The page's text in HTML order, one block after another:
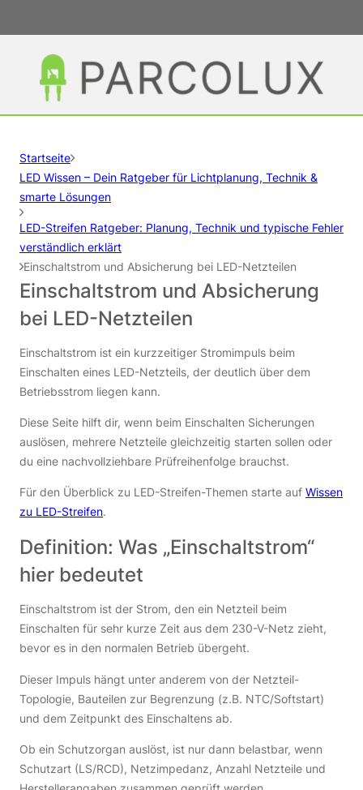
Startseite
LED Wissen – Dein Ratgeber für Lichtplanung, Technik &
smarte Lösungen
LED-Streifen Ratgeber: Planung, Technik und typische Fehler
verständlich erklärt
Einschaltstrom und Absicherung bei LED-Netzteilen
Einschaltstrom und Absicherung
bei LED-Netzteilen
Einschaltstrom ist ein kurzzeitiger Stromimpuls beim
Einschalten eines LED-Netzteils, der deutlich über dem
Betriebsstrom liegen kann.
Diese Seite hilft dir, wenn beim Einschalten Sicherungen
auslösen, mehrere Netzteile gleichzeitig starten sollen oder
du eine nachvollziehbare Prüfreihenfolge brauchst.
Für den Überblick zu LED-Streifen-Themen starte auf Wissen
zu LED-Streifen.
Definition: Was „Einschaltstrom“
hier bedeutet
Einschaltstrom ist der Strom, den ein Netzteil beim
Einschalten für sehr kurze Zeit aus dem 230-V-Netz zieht,
bevor es in den normalen Betrieb übergeht.
Dieser Impuls hängt unter anderem von der Netzteil-
Topologie, Bauteilen zur Begrenzung (z.B. NTC/Softstart)
und dem Zeitpunkt des Einschaltens ab.
Ob ein Schutzorgan auslöst, ist nur dann belastbar, wenn
Schutzart (LS/RCD), Netzimpedanz, Anzahl Netzteile und